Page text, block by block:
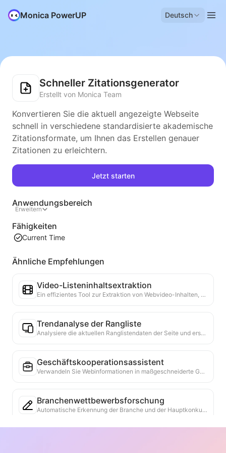
Monica PowerUP Deutsch
Schneller Zitationsgenerator
Erstellt von Monica Team
Konvertieren Sie die aktuell angezeigte Webseite
schnell in verschiedene standardisierte akademische
Zitationsformate, um Ihnen das Erstellen genauer
Zitationen zu erleichtern.
Jetzt starten
Anwendungsbereich
Erweitern
Fähigkeiten
Current Time
Ähnliche Empfehlungen
Video-Listeninhaltsextraktion
Ein effizientes Tool zur Extraktion von Webvideo-Inhalten, das Webseiten schnell scannen und Videoinformationen in einer strukturierten Markdown-Tabelle organisieren kann.
Trendanalyse der Rangliste
Analysiere die aktuellen Ranglistendaten der Seite und erstelle einen Trendbericht. Identifiziere beliebte Kategorien, schnell wachsende Produkttypen und aufkommende Technologien. Biete sofortige Markteinblicke, um die neuesten Produkttrends und Marktbewegungen zu verstehen.
Geschäftskooperationsassistent
Verwandeln Sie Webinformationen in maßgeschneiderte Geschäftsvorschläge und Kooperationsnachrichten, bieten Sie fertige Vorlagen und Follow-up-Leitfäden an, um den Kooperationsprozess zu vereinfachen.
Branchenwettbewerbsforschung
Automatische Erkennung der Branche und der Hauptkonkurrenten eines Unternehmens basierend auf Webinhalten. Erstellung eines detaillierten Wettbewerbsanalyseberichts, einschließlich Marktanteilen, Produktvergleichen und SWOT-Analysen, um das Verständnis der Position des Unternehmens in der Branche zu unterstützen.